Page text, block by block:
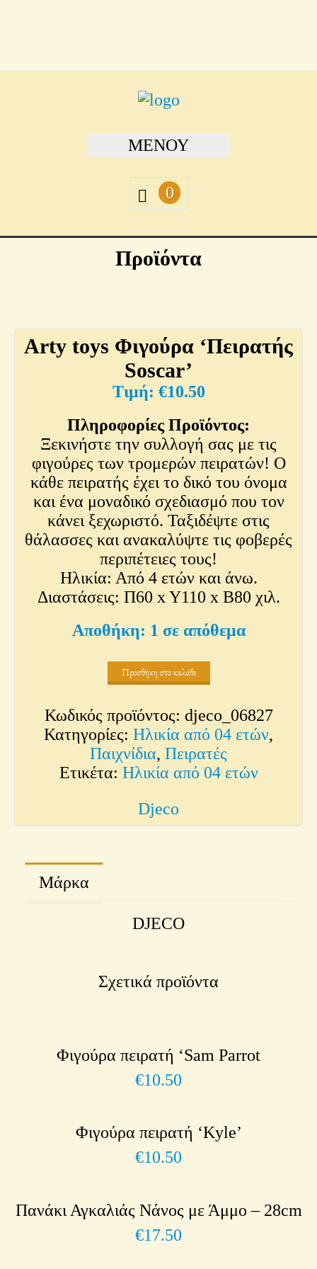
ΜΕΝΟΎ
0
Προϊόντα
Arty toys Φιγούρα ‘Πειρατής
Soscar’
€10.50
Πληροφορίες Προϊόντος:
Ξεκινήστε την συλλογή σας με τις
φιγούρες των τρομερών πειρατών! Ο
κάθε πειρατής έχει το δικό του όνομα
και ένα μοναδικό σχεδιασμό που τον
κάνει ξεχωριστό. Ταξιδέψτε στις
θάλασσες και ανακαλύψτε τις φοβερές
περιπέτειες τους!
Ηλικία: Από 4 ετών και άνω.
Διαστάσεις: Π60 x Y110 x Β80 χιλ.
1 σε απόθεμα
Προσθήκη στο καλάθι
Κωδικός προϊόντος: djeco_06827
Κατηγορίες: Ηλικία από 04 ετών,
Παιχνίδια, Πειρατές
Ετικέτα: Ηλικία από 04 ετών
Djeco
Μάρκα
DJECO
Σχετικά προϊόντα
Φιγούρα πειρατή ‘Sam Parrot
€10.50
Φιγούρα πειρατή ‘Kyle’
€10.50
Πανάκι Αγκαλιάς Νάνος με Άμμο – 28cm
€17.50